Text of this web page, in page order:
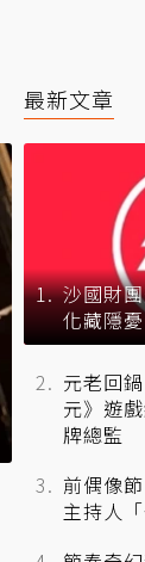
最新文章
沙國財
化藏隱
暴？
元老回
元》遊
牌總監
前偶像
主持人